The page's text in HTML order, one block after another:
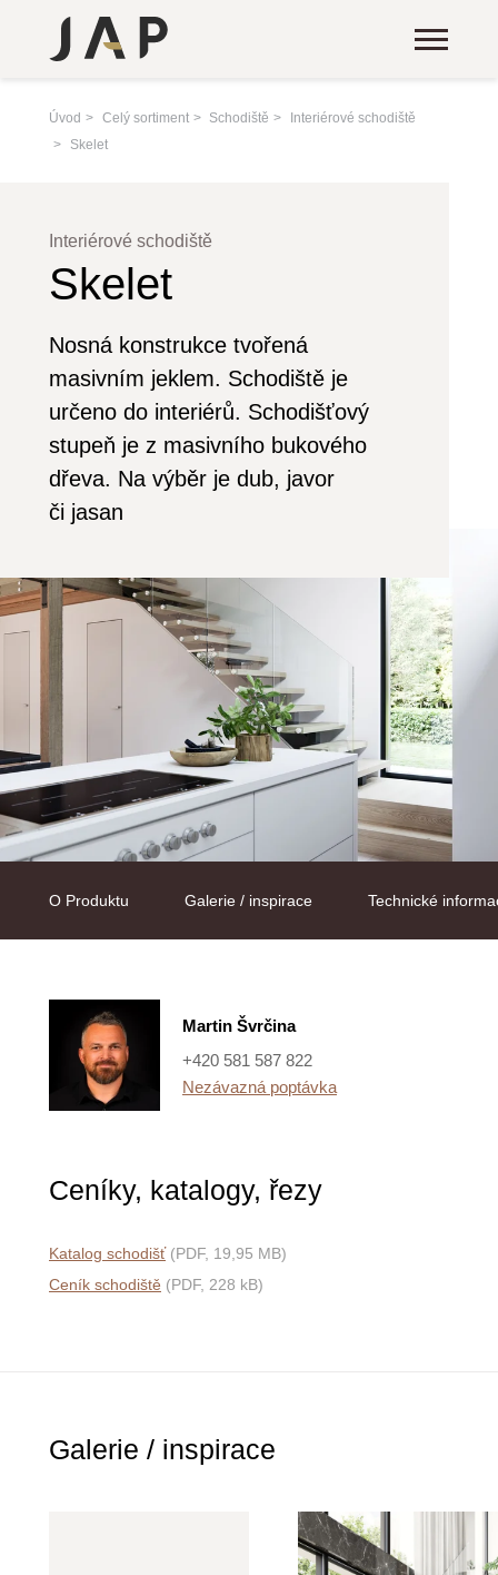
Úvod Celý sortiment Schodiště
Interiérové schodiště
Skelet
Interiérové schodiště
Skelet
Nosná konstrukce tvořená
masivním jeklem. Schodiště je
určeno do interiérů. Schodišťový
stupeň je z masivního bukového
dřeva. Na výběr je dub, javor
či jasan
O Produktu Galerie / inspirace Technické
Martin Švrčina
+420 581 587 822
Nezávazná poptávka
Ceníky, katalogy, řezy
Katalog schodišť(PDF, 19,95 MB)
Ceník schodiště (PDF, 228 kB)
Galerie / inspirace